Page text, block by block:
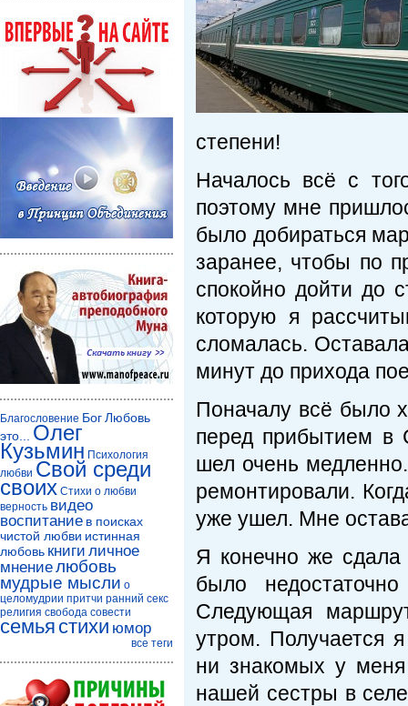
степени!
Началось всё с
поэтому мне
было добираться
заранее, чтобы по
спокойно дойти до
которую я
сломалась.
минут до прихода
Поначалу всё было
перед прибытием в
шел очень
ремонтировали.
уже ушел. Мне
Я конечно же сдала
было
Следующая
утром. Получается
ни знакомых у
нашей сестры в
Благословение БогЛюбовь
это...
Олег
Кузьмин Психология
любви Свой среди
своих Стихи о любви
верность видео
воспитание в поисках
чистой любви истинная
любовь книги личное
мнениелюбовь
мудрые мысли о
целомудрии притчи ранний секс
религия свобода совести
семья стихи юмор
все теги